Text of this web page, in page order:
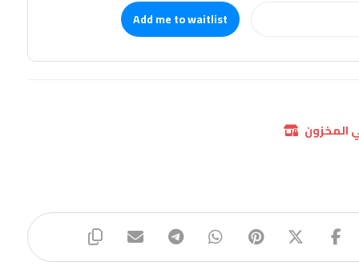
Add me to waitlist
المخزون